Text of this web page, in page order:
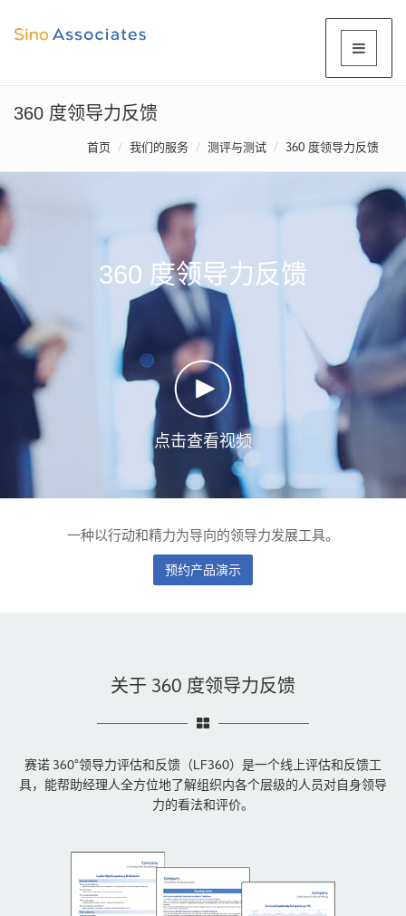
360 度领导力反馈
首页 我们的服务 测评与测试 360 度领导力反馈
360 度领导力反馈
点击查看视频
一种以行动和精力为导向的领导力发展工具。
预约产品演示
关于 360 度领导力反馈
赛诺 360°领导力评估和反馈（LF360）是一个线上评估和反馈工
具，能帮助经理人全方位地了解组织内各个层级的人员对自身领导
力的看法和评价。